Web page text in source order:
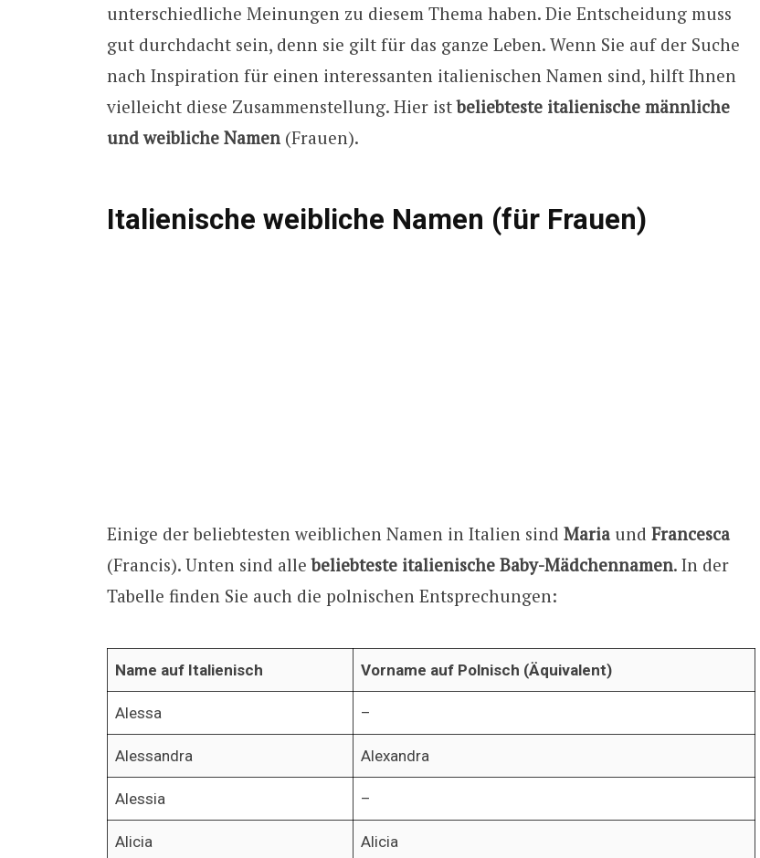
unterschiedliche Meinungen zu diesem Thema haben. Die Entscheidung muss
gut durchdacht sein, denn sie gilt für das ganze Leben. Wenn Sie auf der Suche
nach Inspiration für einen interessanten italienischen Namen sind, hilft Ihnen
vielleicht diese Zusammenstellung. Hier istbeliebteste italienische männliche
und weibliche Namen(Frauen).
Italienische weibliche Namen (für Frauen)
Einige der beliebtesten weiblichen Namen in Italien sind Mariaund Francesca
(Francis). Unten sind allebeliebteste italienische Baby-Mädchennamen. In der
Tabelle finden Sie auch die polnischen Entsprechungen:
Name auf Italienisch Vorname auf Polnisch (Äquivalent)
Alessa –
Alessandra Alexandra
Alessia –
Alicia Alicia